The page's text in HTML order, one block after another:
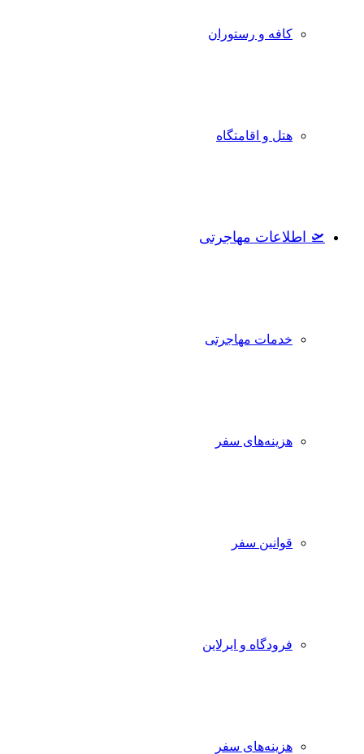
کافه و رستوران
هتل و اقامتگاه
🛫 اطلاعات مهاجرتی
خدمات مهاجرتی
هزینه‌های سفر
قوانین سفر
فرودگاه و ایرلاین
هزینه‌های سفر